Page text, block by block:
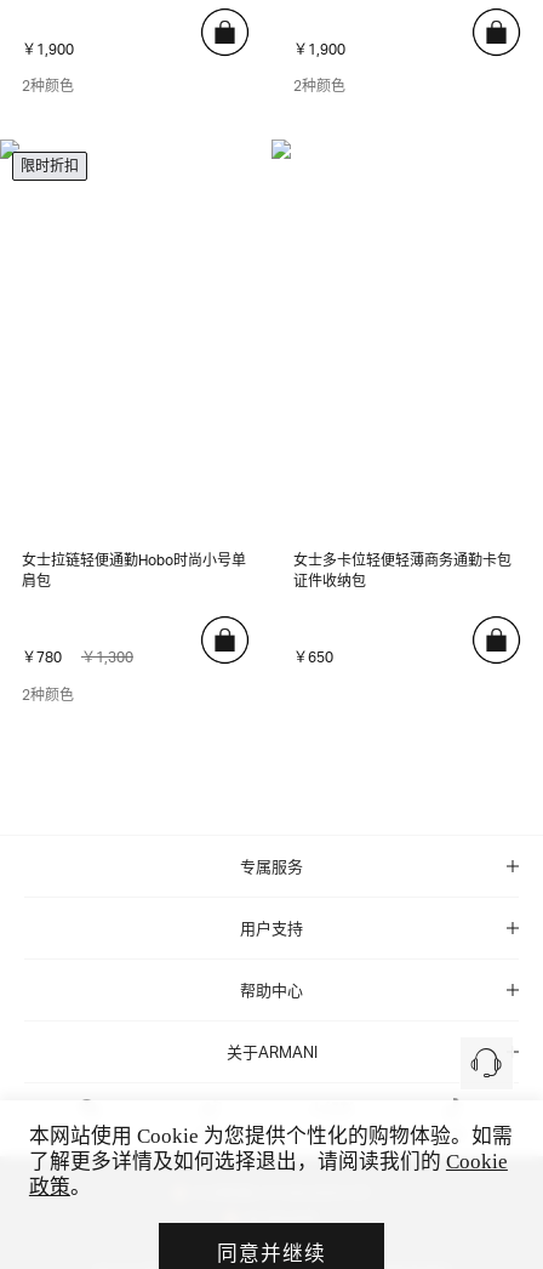
￥1,900
2种颜色
￥1,900
2种颜色
限时折扣
女士拉链轻便通勤Hobo时尚小号单
肩包
￥780
￥1,300
2种颜色
女士多卡位轻便轻薄商务通勤卡包
证件收纳包
￥650
专属服务
用户支持
帮助中心
关于ARMANI
微信 微博 小红书 抖音
电子营业执照
沪ICP备19041300号-1
本网站使用 Cookie 为您提供个性化的购物体验。如需
了解更多详情及如何选择退出，请阅读我们的 Cookie
政策。
同意并继续